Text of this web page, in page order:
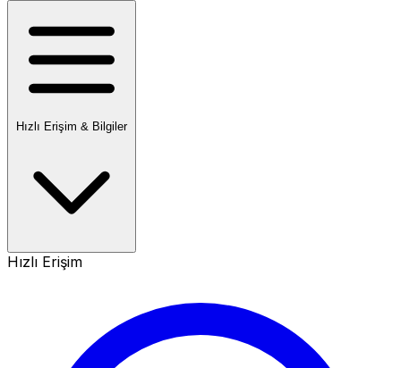
Hızlı Erişim & Bilgiler
Hızlı Erişim